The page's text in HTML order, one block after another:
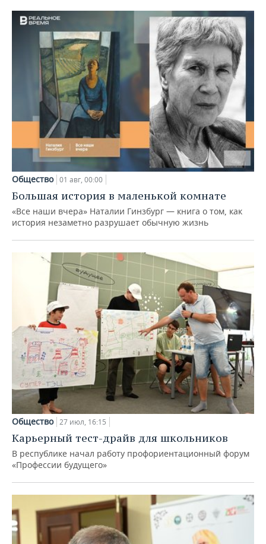
Общество 01 авг, 00:00
Большая история в маленькой комнате
«Все наши вчера» Наталии Гинзбург — книга о том, как
история незаметно разрушает обычную жизнь
Общество 27 июл, 16:15
Карьерный тест-драйв для школьников
В республике начал работу профориентационный форум
«Профессии будущего»